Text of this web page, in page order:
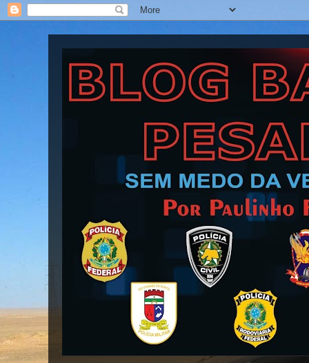
Blog Barra Pesada